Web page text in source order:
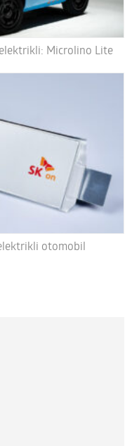
Microlino Lite
otomobil